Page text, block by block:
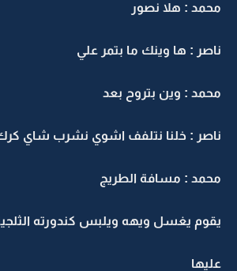
محمد : هلا نصور
ناصر : ها وينك ما بتمر علي
محمد : وين بتروح بعد
ناصر : خلنا نتلفف اشوي نشرب شاي
محمد : مسافة الطريج
يقوم يغسل ويهه ويلبس كندورته
عليها